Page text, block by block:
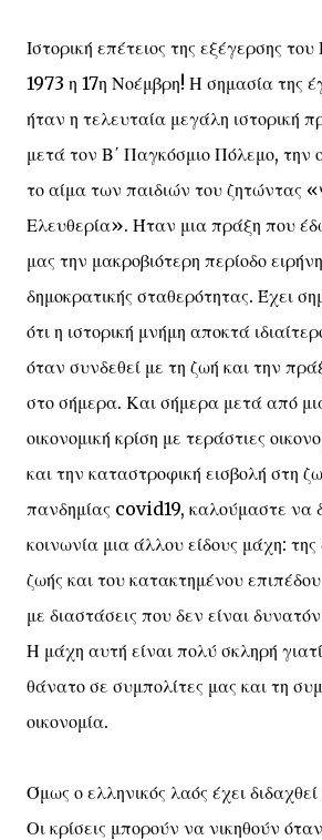
Ιστορική επέτειος της εξέγερσης
1973 η 17η Νοέμβρη! Η σημασία της
ήταν η τελευταία μεγάλη ιστορική
μετά τον Β΄ Παγκόσμιο Πόλεμο, την
το αίμα των παιδιών του ζητώντας
Ελευθερία». Ήταν μια πράξη που
μας την μακροβιότερη περίοδο
δημοκρατικής σταθερότητας. Έχει
ότι η ιστορική μνήμη αποκτά
όταν συνδεθεί με τη ζωή και την
στο σήμερα. Και σήμερα μετά από
οικονομική κρίση με τεράστιες
και την καταστροφική εισβολή στη
πανδημίας covid19, καλούμαστε να
κοινωνία μια άλλου είδους μάχη:
ζωής και του κατακτημένου
με διαστάσεις που δεν είναι
Η μάχη αυτή είναι πολύ σκληρή
θάνατο σε συμπολίτες μας και τη
οικονομία.
Όμως ο ελληνικός λαός έχει
Οι κρίσεις μπορούν να νικηθούν